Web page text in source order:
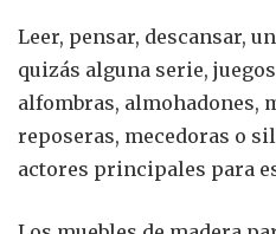
Leer, pensar, descansar,
quizás alguna serie,
alfombras, almohadones,
reposeras, mecedoras o
actores principales para